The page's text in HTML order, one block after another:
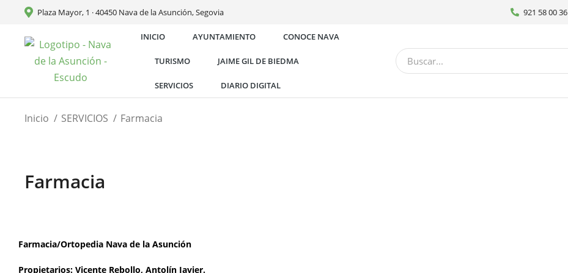
Plaza Mayor, 1 · 40450 Nava de la Asunción, Segovia 921 58 00 36
INICIO AYUNTAMIENTO CONOCE NAVA
TURISMO JAIME GIL DE BIEDMA
SERVICIOS DIARIO DIGITAL
Estás aquí:
Inicio SERVICIOS Farmacia
Farmacia
Farmacia/Ortopedia Nava de la Asunción
Propietarios: Vicente Rebollo, Antolín Javier.